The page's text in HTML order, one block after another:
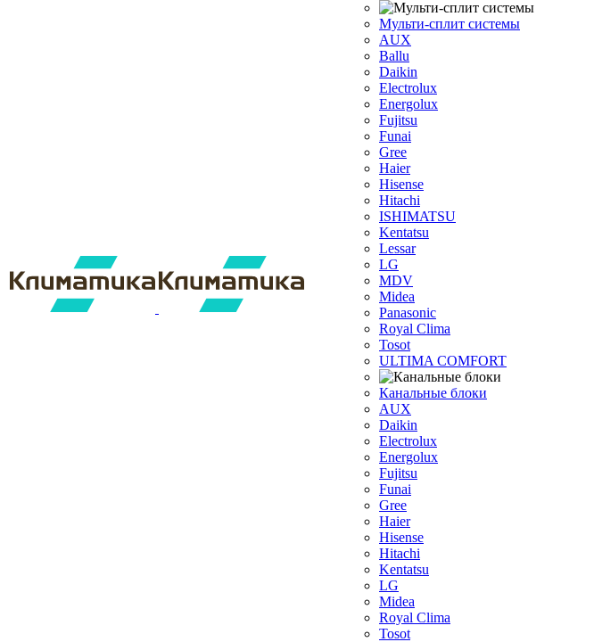
Мульти-сплит системы
AUX
Ballu
Daikin
Electrolux
Energolux
Fujitsu
Funai
Gree
Haier
Hisense
Hitachi
ISHIMATSU
Kentatsu
Lessar
LG
MDV
Midea
Panasonic
Royal Clima
Tosot
ULTIMA COMFORT
Канальные блоки
AUX
Dаikin
Electrolux
Energolux
Fujitsu
Funai
Gree
Haier
Hisense
Hitachi
Kentatsu
LG
Midea
Royal Clima
Tosot